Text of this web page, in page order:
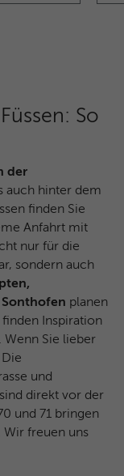
So
der
auch hinter dem
finden Sie
Anfahrt mit
nur für die
sondern auch
planen
Inspiration
Wenn Sie lieber
und
direkt vor der
und 71 bringen
Wir freuen uns